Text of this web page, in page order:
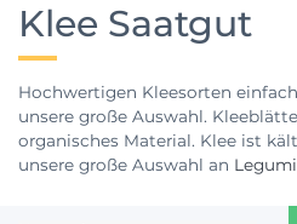
Klee Saatgut
Hochwertigen Kleesorten
unsere große Auswahl.
organisches Material. Klee ist
unsere große Auswahl an